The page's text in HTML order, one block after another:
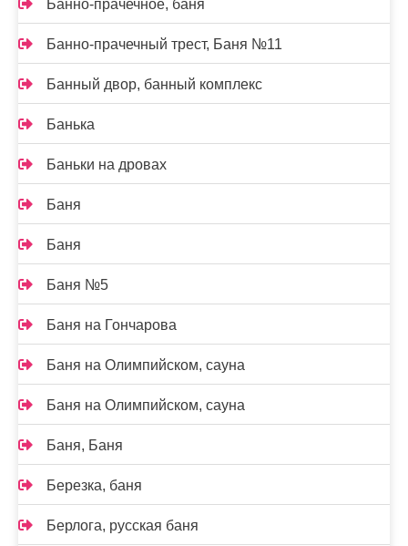
Банно-прачечное, баня
Банно-прачечный трест, Баня №11
Банный двор, банный комплекс
Банька
Баньки на дровах
Баня
Баня
Баня №5
Баня на Гончарова
Баня на Олимпийском, сауна
Баня на Олимпийском, сауна
Баня, Баня
Березка, баня
Берлога, русская баня